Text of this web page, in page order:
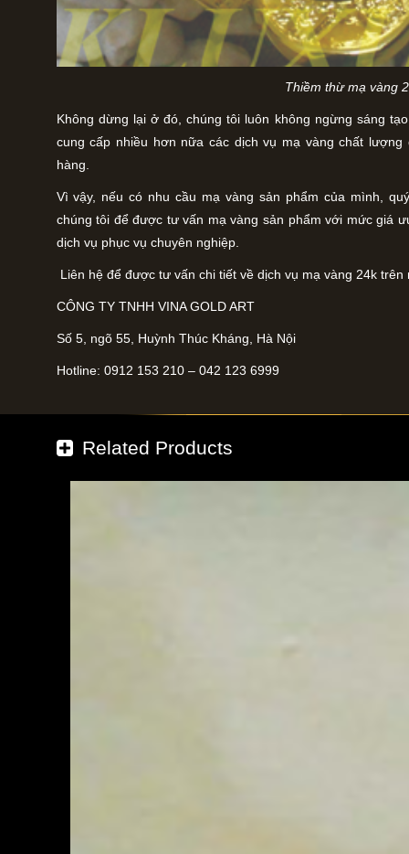
Thiềm thừ mạ vàng
Không dừng lại ở đó, chúng tôi luôn không ngừng sáng
cung cấp nhiều hơn nữa các dịch vụ mạ vàng chất
hàng.
Vì vậy, nếu có nhu cầu mạ vàng sản phẩm của mình,
chúng tôi để được tư vấn mạ vàng sản phẩm với mức giá
dịch vụ phục vụ chuyên nghiệp.
Liên hệ để được tư vấn chi tiết về dịch vụ mạ vàng 24k trên
CÔNG TY TNHH VINA GOLD ART
Số 5, ngõ 55, Huỳnh Thúc Kháng, Hà Nội
Hotline: 0912 153 210 – 042 123 6999
Related Products